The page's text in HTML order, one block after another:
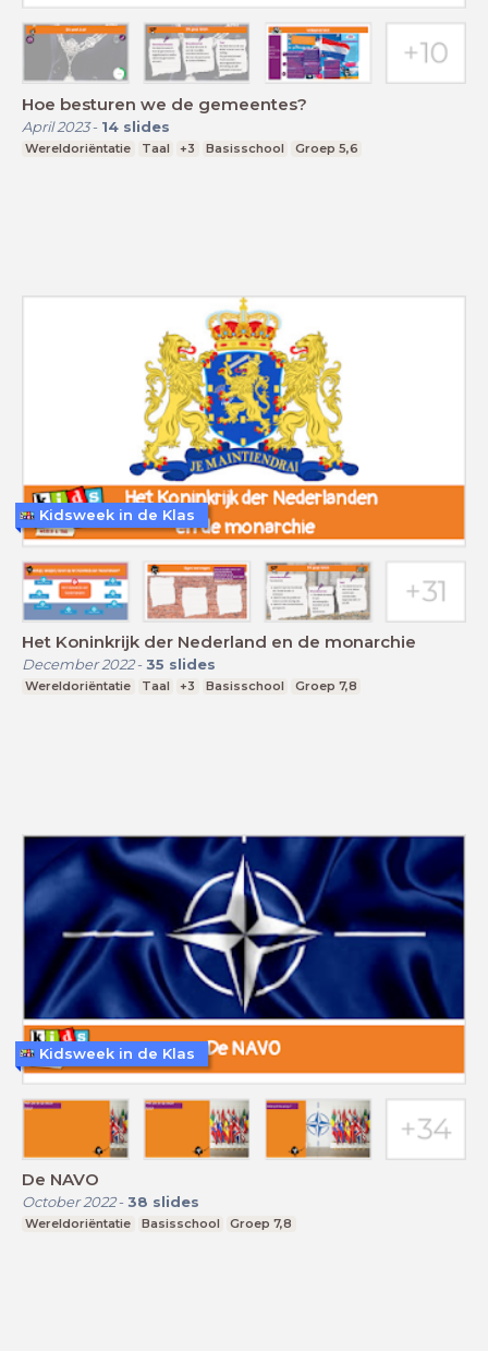
Hoe besturen we de gemeentes?
April 2023- 14 slides
Wereldoriëntatie Taal +3 Basisschool Groep 5,6
Het Koninkrijk der Nederland en de monarchie
December 2022- 35 slides
Wereldoriëntatie Taal +3 Basisschool Groep 7,8
Kidsweek in de Klas
De NAVO
October 2022- 38 slides
Wereldoriëntatie Basisschool Groep 7,8
Kidsweek in de Klas